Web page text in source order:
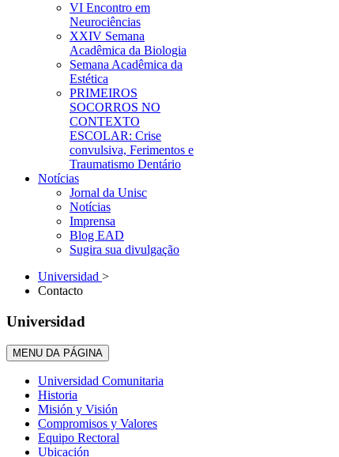
VI Encontro em
Neurociências
XXIV Semana
Acadêmica da Biologia
Semana Acadêmica da
Estética
PRIMEIROS
SOCORROS NO
CONTEXTO
ESCOLAR: Crise
convulsiva, Ferimentos e
Traumatismo Dentário
Notícias
Jornal da Unisc
Notícias
Imprensa
Blog EAD
Sugira sua divulgação
Universidad >
Contacto
Universidad
MENU DA PÁGINA
Universidad Comunitaria
Historia
Misión y Visión
Compromisos y Valores
Equipo Rectoral
Ubicación